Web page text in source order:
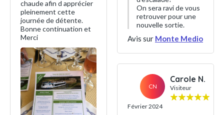
chaude afin d apprécier
pleinement cette
journée de détente.
Bonne continuation et
Merci
On sera ravi de vous
retrouver pour une
nouvelle sortie.
Avis sur Monte Medio
CN
Carole N.
Visiteur
Février 2024